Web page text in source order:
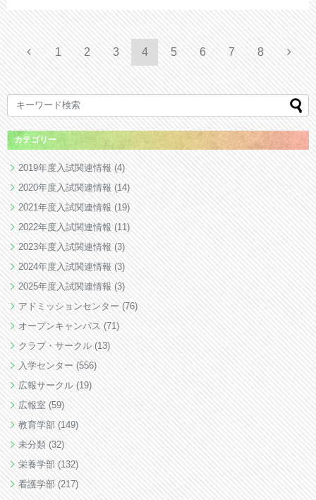
1 2 3 4 5 6 7 8
カテゴリー
2019年度入試関連情報 (4)
2020年度入試関連情報 (14)
2021年度入試関連情報 (19)
2022年度入試関連情報 (11)
2023年度入試関連情報 (3)
2024年度入試関連情報 (3)
2025年度入試関連情報 (3)
アドミッションセンター (76)
オープンキャンパス (71)
クラブ・サークル (13)
入学センター (556)
広報サークル (19)
広報室 (59)
教育学部 (149)
未分類 (32)
栄養学部 (132)
看護学部 (217)